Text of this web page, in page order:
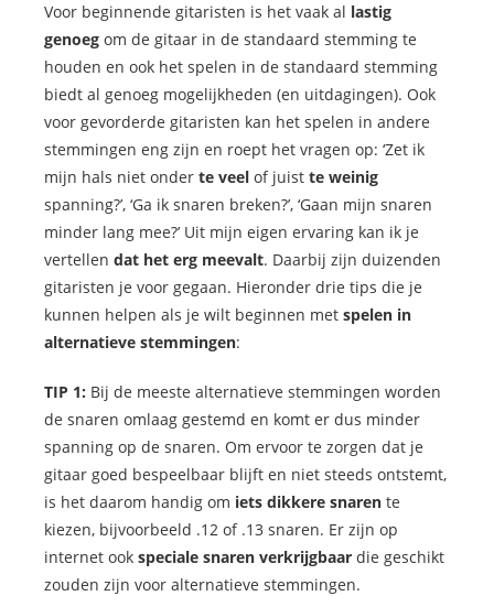
Voor beginnende gitaristen is het vaak al lastig
genoeg om de gitaar in de standaard stemming te
houden en ook het spelen in de standaard stemming
biedt al genoeg mogelijkheden (en uitdagingen). Ook
voor gevorderde gitaristen kan het spelen in andere
stemmingen eng zijn en roept het vragen op: ‘Zet ik
mijn hals niet onder te veel of juist te weinig
spanning?’, ‘Ga ik snaren breken?’, ‘Gaan mijn snaren
minder lang mee?’ Uit mijn eigen ervaring kan ik je
vertellen dat het erg meevalt. Daarbij zijn duizenden
gitaristen je voor gegaan. Hieronder drie tips die je
kunnen helpen als je wilt beginnen met spelen in
alternatieve stemmingen:
TIP 1: Bij de meeste alternatieve stemmingen worden
de snaren omlaag gestemd en komt er dus minder
spanning op de snaren. Om ervoor te zorgen dat je
gitaar goed bespeelbaar blijft en niet steeds ontstemt,
is het daarom handig om iets dikkere snaren te
kiezen, bijvoorbeeld .12 of .13 snaren. Er zijn op
internet ook speciale snaren verkrijgbaar die geschikt
zouden zijn voor alternatieve stemmingen.